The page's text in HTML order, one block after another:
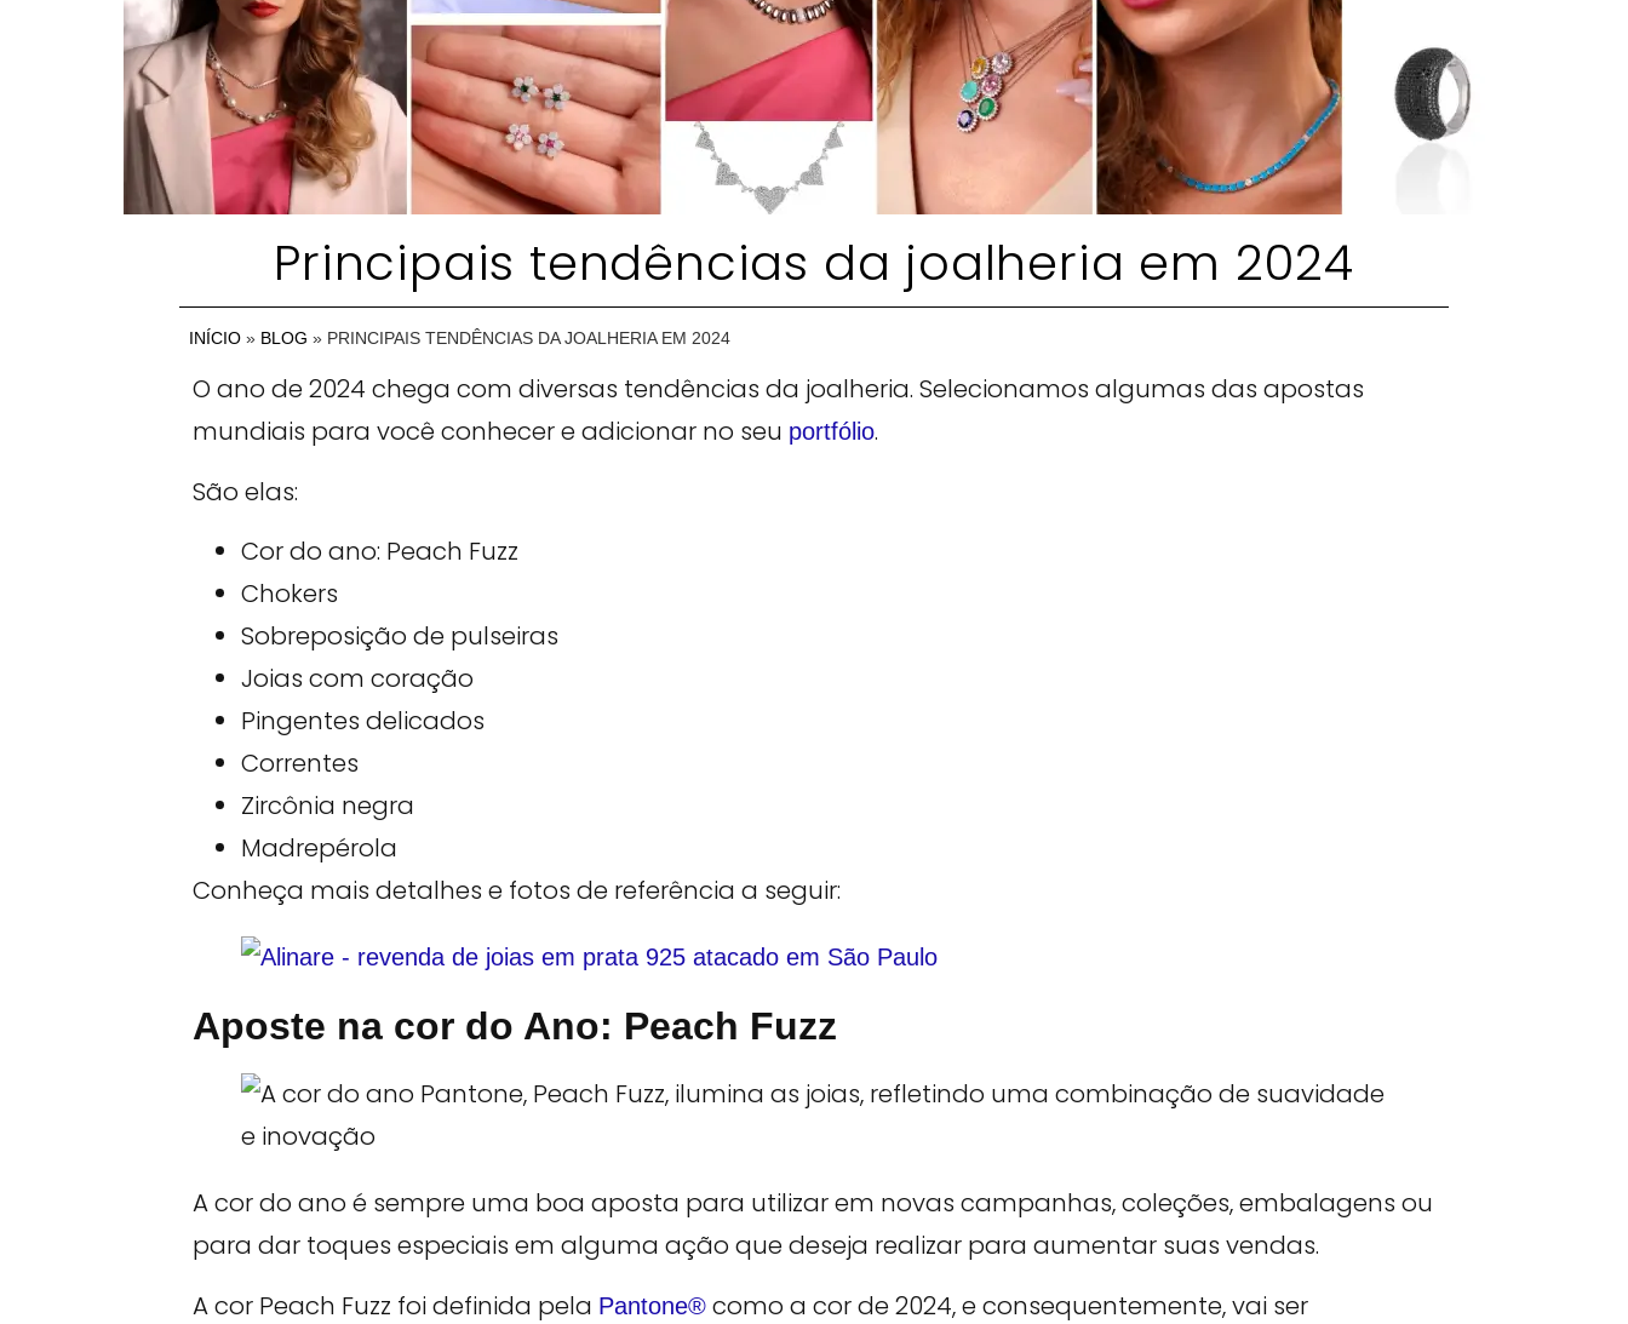
Principais tendências da joalheria em 2024
INÍCIO » BLOG » PRINCIPAIS TENDÊNCIAS DA JOALHERIA EM 2024
O ano de 2024 chega com diversas tendências da joalheria. Selecionamos algumas das apostas
mundiais para você conhecer e adicionar no seu portfólio.
São elas:
Cor do ano: Peach Fuzz
Chokers
Sobreposição de pulseiras
Joias com coração
Pingentes delicados
Correntes
Zircônia negra
Madrepérola
Conheça mais detalhes e fotos de referência a seguir:
Aposte na cor do Ano: Peach Fuzz
A cor do ano é sempre uma boa aposta para utilizar em novas campanhas, coleções, embalagens ou
para dar toques especiais em alguma ação que deseja realizar para aumentar suas vendas.
A cor Peach Fuzz foi definida pela Pantone® como a cor de 2024, e consequentemente, vai ser